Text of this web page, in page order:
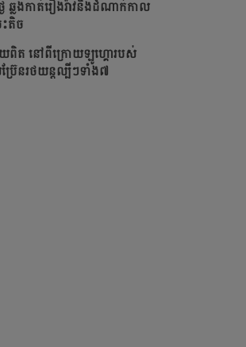
ៃ ឆ្លងកាត់រឿងរ៉ាវនិងដំណាក់កាល
ះតិច
យពិត នៅពីក្រោយឡូហ្គោរបស់
រ៊ែនរថយន្តល្បីៗទាំង៧